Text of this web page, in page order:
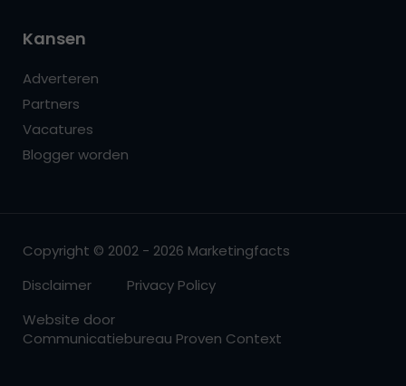
Kansen
Adverteren
Partners
Vacatures
Blogger worden
Copyright © 2002 - 2026 Marketingfacts
Disclaimer
Privacy Policy
Website door
Communicatiebureau Proven Context